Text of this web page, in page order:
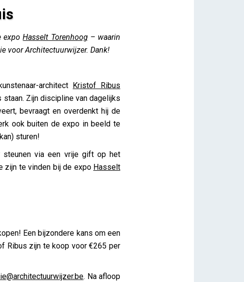
expoHasselt Torenhoog– waarin
voor Architectuurwijzer. Dank!
architect Kristof Ribus
Zijn discipline van dagelijks
bevraagt en overdenkt hij de
ook buiten de expo in beeld te
sturen!
steunen via een vrije gift op het
zijn te vinden bij de expo Hasselt
Een bijzondere kans om een
Ribus zijn te koop voor €265 per
. Na afloop